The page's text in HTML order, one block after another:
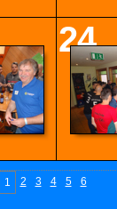
24
1 2 3 4 5 6